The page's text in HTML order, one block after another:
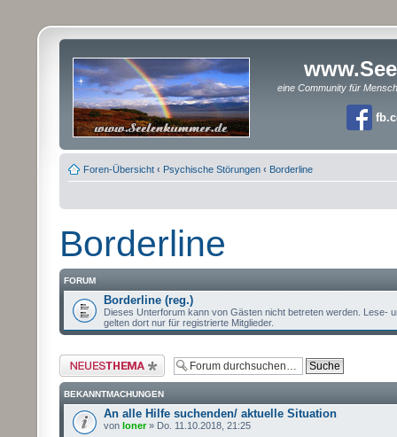
eine Community für
Foren-Übersicht ‹ Psychische Störungen ‹ Borderline
Borderline
FORUM
Borderline (reg.)
Dieses Unterforum kann von Gästen nicht betreten werden. Lese-
gelten dort nur für registrierte Mitglieder.
Neues Thema erstellen
BEKANNTMACHUNGEN
An alle Hilfe suchenden/ aktuelle Situation
von loner» Do. 11.10.2018, 21:25